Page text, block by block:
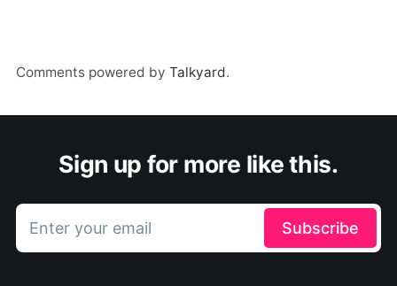
Comments powered by Talkyard.
Sign up for more like this.
Enter your email Subscribe